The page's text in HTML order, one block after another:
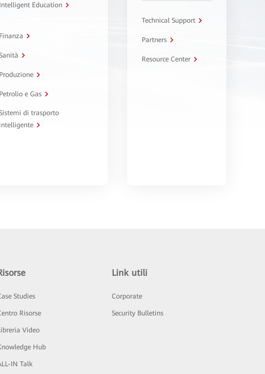
Intelligent Education
Finanza
Produzione
Petrolio e Gas
di trasporto
intelligente
Technical Support
Partners
Resource Center
Studies
Risorse
Video
Hub
IN Talk
Link utili
Corporate
Security Bulletins